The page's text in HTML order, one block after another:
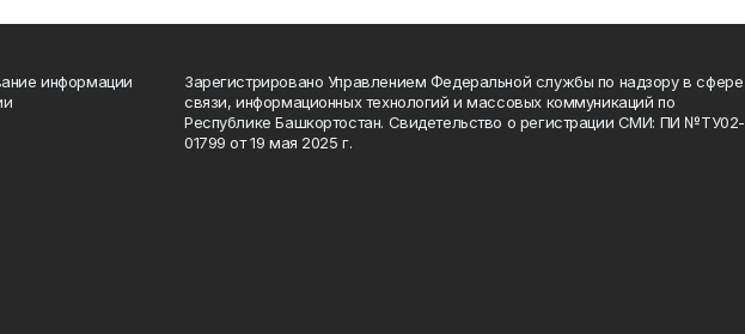
информации
Зарегистрировано Управлением Федеральной службы по надзору в сфере
связи, информационных технологий и массовых коммуникаций по
Республике Башкортостан. Свидетельство о регистрации СМИ: ПИ №ТУ02-
01799 от 19 мая 2025 г.